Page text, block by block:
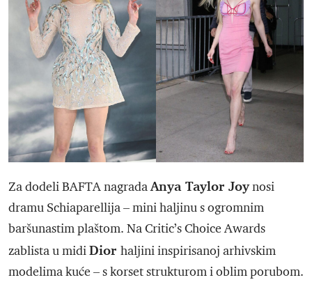
Za dodeli BAFTA nagradaAnya Taylor Joynosi
dramu Schiaparellija – mini haljinu s ogromnim
baršunastim plaštom. Na Critic’s Choice Awards
zablista u midiDior haljini inspirisanoj arhivskim
modelima kuće – s korset strukturom i oblim porubom.